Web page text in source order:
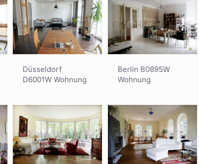
Düsseldorf
D6001W Wohnung
Berlin B0895W
Wohnung